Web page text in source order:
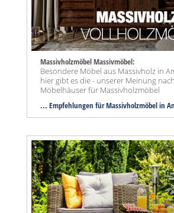
Massivholzmöbel Massivmöbel:
Besondere Möbel aus Massivholz in
hier gibt es die - unserer Meinung
Möbelhäuser für Massivholzmöbel
... Empfehlungen für Massivholzmöbel in